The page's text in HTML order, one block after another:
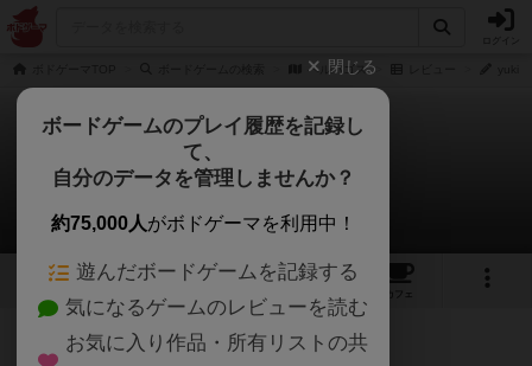
ヘルパゴス
ヘルパゴス
yukiさんのレビュー
4 18
カフェ
902名 0名 0 12ヶ月前
閉じる
ボードゲームのプレイ履歴を記録し
て、
自分のデータを管理しませんか？
約75,000人がボドゲーマを利用中！
遊んだボードゲームを記録する
気になるゲームのレビューを読む
お気に入り作品・所有リストの共